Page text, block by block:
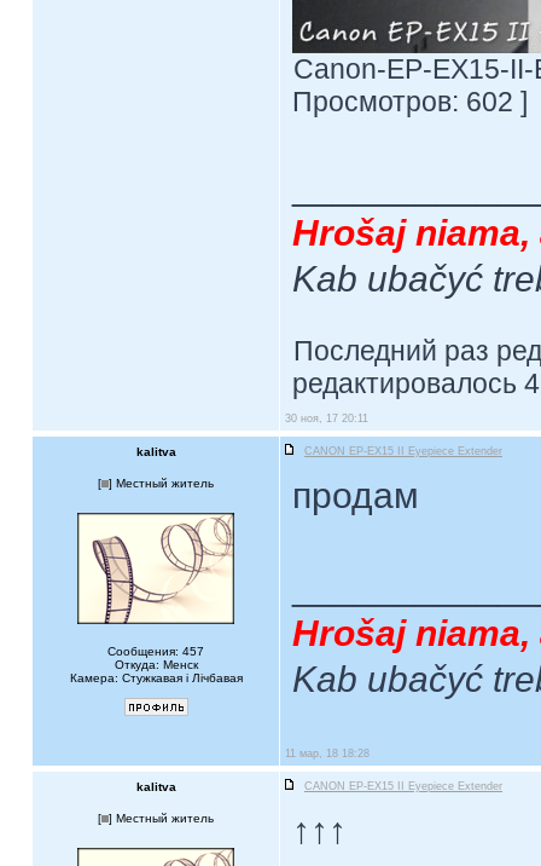
Canon-EP-EX15-
Просмотров: 602 ]
Hrošaj
Kab ubačyć
Последний раз
редактировалось
30 ноя, 17 20:11
kalitva CANON EP-EX15 II Eyepiece Extender
[ ] Местный житель
Сообщения: 457
Откуда: Менск
Камера: Стужкавая i Лічбавая
продам
Hrošaj
Kab ubačyć
11 мар, 18 18:28
kalitva CANON EP-EX15 II Eyepiece Extender
[ ] Местный житель ↑↑↑